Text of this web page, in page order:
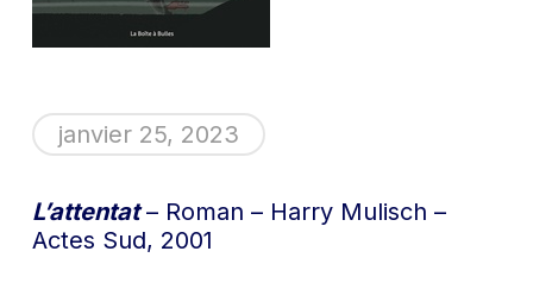
janvier 25, 2023
L’attentat– Roman – Harry Mulisch –
Actes Sud, 2001